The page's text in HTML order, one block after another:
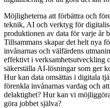
Möjligheterna att förbättra och
teknik, AI och verktyg för
produktionen av data för varje år
Tillsammans skapar det helt nya
invånarnas och välfärdens
effektivt i verksamhetsutveckling
säkerställa AI-lösningar som ger
Hur kan data omsättas i digitala
förenkla invånarnas vardag och
delaktighet? Hur kan vi
göra jobbet själva?